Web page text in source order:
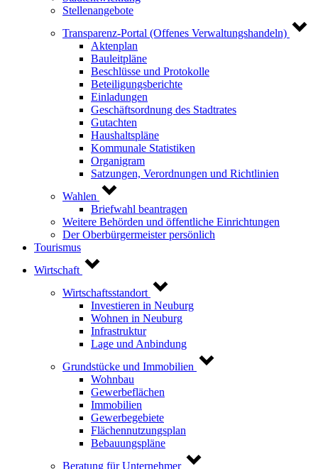
Stellenangebote
Transparenz-Portal (Offenes Verwaltungshandeln)
Aktenplan
Bauleitpläne
Beschlüsse und Protokolle
Beteiligungsberichte
Einladungen
Geschäftsordnung des Stadtrates
Gutachten
Haushaltspläne
Kommunale Statistiken
Organigram
Satzungen, Verordnungen und Richtlinien
Wahlen
Briefwahl beantragen
Weitere Behörden und öffentliche Einrichtungen
Der Oberbürgermeister persönlich
Tourismus
Wirtschaft
Wirtschaftsstandort
Investieren in Neuburg
Wohnen in Neuburg
Infrastruktur
Lage und Anbindung
Grundstücke und Immobilien
Wohnbau
Gewerbeflächen
Immobilien
Gewerbegebiete
Flächennutzungsplan
Bebauungspläne
Beratung für Unternehmer